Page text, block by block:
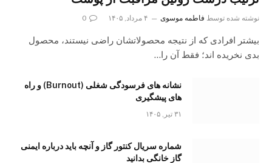
نوشته شده توسط فاطمه موسوی ۴ مرداد, ۱۴۰۵ 0
بیشتر افرادی که از نتیجه محصولاتشان راضی نیستند، محصول
بدی نخریده اند؛ فقط آن را…
نشانه های فرسودگی شغلی (Burnout) و راه
های پیشگیری
۳۱ تیر, ۱۴۰۵
شماره سریال کنتور گاز و آنچه باید درباره ایمنی
گاز خانگی بدانید